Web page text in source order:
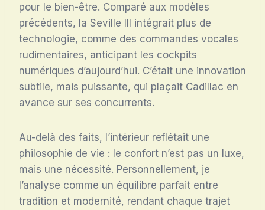
pour le bien-être. Comparé aux modèles
précédents, la Seville III intégrait plus de
technologie, comme des commandes vocales
rudimentaires, anticipant les cockpits
numériques d’aujourd’hui. C’était une innovation
subtile, mais puissante, qui plaçait Cadillac en
avance sur ses concurrents.
Au-delà des faits, l’intérieur reflétait une
philosophie de vie : le confort n’est pas un luxe,
mais une nécessité. Personnellement, je
l’analyse comme un équilibre parfait entre
tradition et modernité, rendant chaque trajet